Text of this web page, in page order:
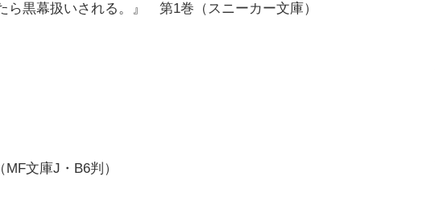
ら黒幕扱いされる。』 第1巻（スニーカー文庫）
文庫J・B6判）